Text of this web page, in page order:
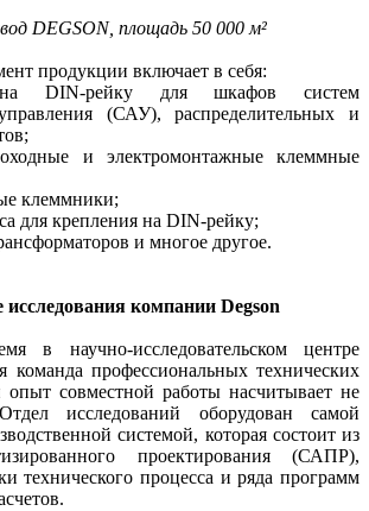
DEGSON, площадь 50 000 м²
продукции включает в себя:
DIN-рейку для шкафов систем
(САУ), распределительных и
и электромонтажные клеммные
клеммники;
для крепления на DIN-рейку;
и многое другое.
компании Degson
в научно-исследовательском центре
команда профессиональных технических
опыт совместной работы насчитывает не
исследований оборудован самой
системой, которая состоит из
проектирования (САПР),
технического процесса и ряда программ